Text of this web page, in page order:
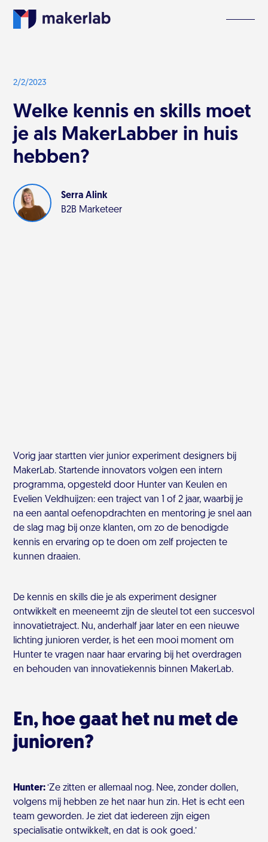
2/2/2023
Welke kennis en skills moet
je als MakerLabber in huis
hebben?
Serra Alink
B2B Marketeer
Vorig jaar startten vier junior experiment designers bij
MakerLab. Startende innovators volgen een intern
programma, opgesteld door Hunter van Keulen en
Evelien Veldhuijzen: een traject van 1 of 2 jaar, waarbij je
na een aantal oefenopdrachten en mentoring je snel aan
de slag mag bij onze klanten, om zo de benodigde
kennis en ervaring op te doen om zelf projecten te
kunnen draaien.
De kennis en skills die je als experiment designer
ontwikkelt en meeneemt zijn de sleutel tot een succesvol
innovatietraject. Nu, anderhalf jaar later en een nieuwe
lichting junioren verder, is het een mooi moment om
Hunter te vragen naar haar ervaring bij het overdragen
en behouden van innovatiekennis binnen MakerLab.
En, hoe gaat het nu met de
junioren?
Hunter:‘Ze zitten er allemaal nog. Nee, zonder dollen,
volgens mij hebben ze het naar hun zin. Het is echt een
team geworden. Je ziet dat iedereen zijn eigen
specialisatie ontwikkelt, en dat is ook goed.’